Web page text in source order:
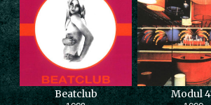
Beatclub Modul